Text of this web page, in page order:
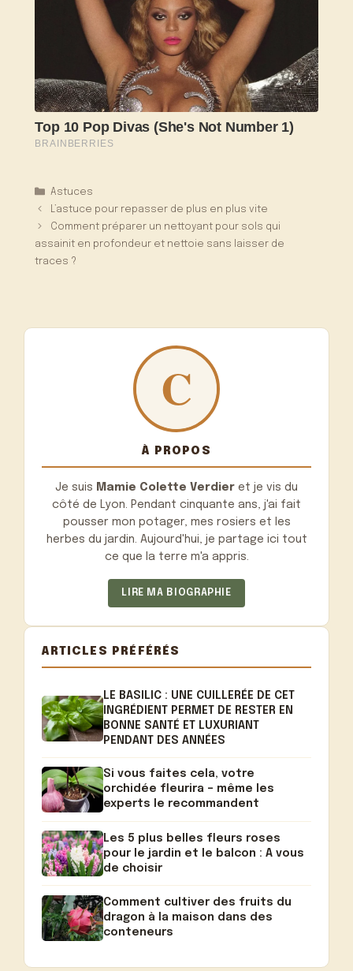
Catégories
Astuces
L’astuce pour repasser de plus en plus vite
Comment préparer un nettoyant pour sols qui
assainit en profondeur et nettoie sans laisser de
traces ?
À PROPOS
Je suis Mamie Colette Verdier et je vis du
côté de Lyon. Pendant cinquante ans, j'ai fait
pousser mon potager, mes rosiers et les
herbes du jardin. Aujourd'hui, je partage ici tout
ce que la terre m'a appris.
LIRE MA BIOGRAPHIE
ARTICLES PRÉFÉRÉS
LE BASILIC : UNE CUILLERÉE DE CET
INGRÉDIENT PERMET DE RESTER EN
BONNE SANTÉ ET LUXURIANT
PENDANT DES ANNÉES
Si vous faites cela, votre
orchidée fleurira – même les
experts le recommandent
Les 5 plus belles fleurs roses
pour le jardin et le balcon : A vous
de choisir
Comment cultiver des fruits du
dragon à la maison dans des
conteneurs